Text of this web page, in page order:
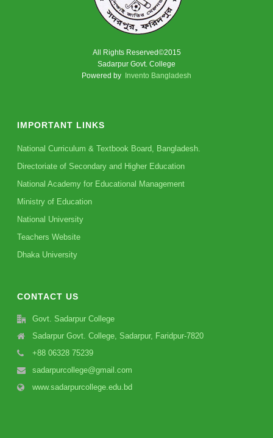
All Rights Reserved©2015
Sadarpur Govt. College
Powered by Invento Bangladesh
IMPORTANT LINKS
National Curriculum & Textbook Board, Bangladesh.
Directoriate of Secondary and Higher Education
National Academy for Educational Management
Ministry of Education
National University
Teachers Website
Dhaka University
CONTACT US
Govt. Sadarpur College
Sadarpur Govt. College, Sadarpur, Faridpur-7820
+88 06328 75239
sadarpurcollege@gmail.com
www.sadarpurcollege.edu.bd